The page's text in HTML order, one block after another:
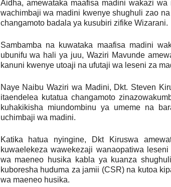
Aidha, amewataka maafisa madini wakazi
wachimbaji wa madini kwenye shughuli zao
changamoto badala ya kusubiri zifike Wizarani.
Sambamba na kuwataka maafisa madini
ubunifu wa hali ya juu, Waziri Mavunde
kanuni kwenye utoaji na ufutaji wa leseni za
Naye Naibu Waziri wa Madini, Dkt. Steven
itaendelea kutatua changamoto
kuhakikisha miundombinu ya umeme na
uchimbaji wa madini.
Katika hatua nyingine, Dkt Kiruswa
kuwaelekeza wawekezaji wanaopatiwa
wa maeneo husika kabla ya kuanza
kuboresha huduma za jamii (CSR) na kutoa
wa maeneo husika.